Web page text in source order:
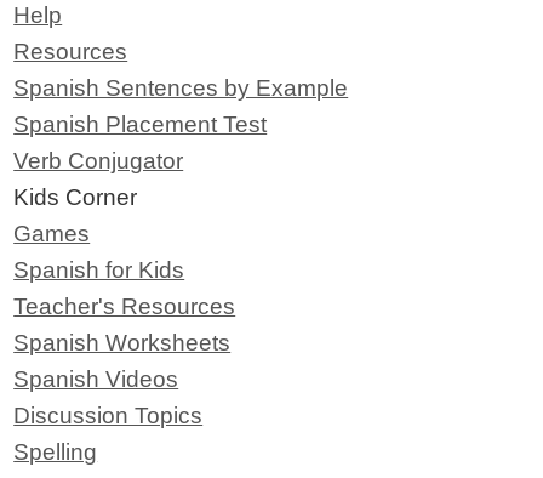
Help
Resources
Spanish Sentences by Example
Spanish Placement Test
Verb Conjugator
Kids Corner
Games
Spanish for Kids
Teacher's Resources
Spanish Worksheets
Spanish Videos
Discussion Topics
Spelling